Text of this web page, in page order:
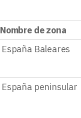
Nombre de zona
España Baleares
España peninsular